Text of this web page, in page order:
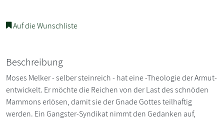
Auf die Wunschliste
Beschreibung
Moses Melker - selber steinreich - hat eine -Theologie der Armut-
entwickelt. Er möchte die Reichen von der Last des schnöden
Mammons erlösen, damit sie der Gnade Gottes teilhaftig
werden. Ein Gangster-Syndikat nimmt den Gedanken auf,